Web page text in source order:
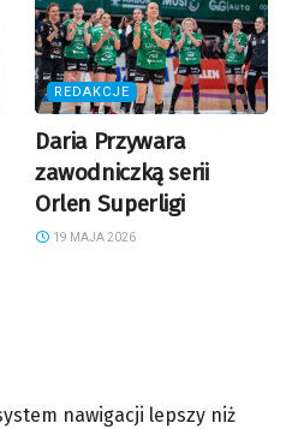
REDAKCJE
Daria Przywara
zawodniczką serii
Orlen Superligi
19 MAJA 2026
nawigacji lepszy niż